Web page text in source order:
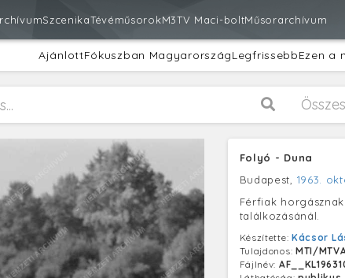
SzcenikaTévéműsorokM3TV Maci-boltMűsorarchívum
AjánlottFókuszban MagyarországLegfrissebbEzen a
Folyó - Duna
Budapest, 1963.
Férfiak
találkozásánál.
Készítette: Kácsor
Tulajdonos: MTI/
Fájlnév: